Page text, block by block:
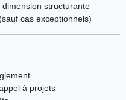
structurante
cas exceptionnels)
à projets